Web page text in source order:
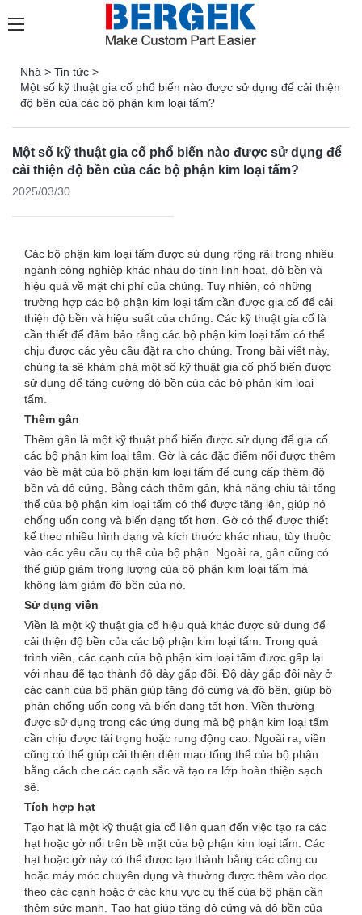
Nhà > Tin tức >
Một số kỹ thuật gia cố phổ biến nào được sử dụng để cải thiện
độ bền của các bộ phận kim loại tấm?
Một số kỹ thuật gia cố phổ biến nào được sử dụng để
cải thiện độ bền của các bộ phận kim loại tấm?
2025/03/30
Các bộ phận kim loại tấm được sử dụng rộng rãi trong nhiều
ngành công nghiệp khác nhau do tính linh hoạt, độ bền và
hiệu quả về mặt chi phí của chúng. Tuy nhiên, có những
trường hợp các bộ phận kim loại tấm cần được gia cố để cải
thiện độ bền và hiệu suất của chúng. Các kỹ thuật gia cố là
cần thiết để đảm bảo rằng các bộ phận kim loại tấm có thể
chịu được các yêu cầu đặt ra cho chúng. Trong bài viết này,
chúng ta sẽ khám phá một số kỹ thuật gia cố phổ biến được
sử dụng để tăng cường độ bền của các bộ phận kim loại
tấm.
Thêm gân
Thêm gân là một kỹ thuật phổ biến được sử dụng để gia cố
các bộ phận kim loại tấm. Gờ là các đặc điểm nổi được thêm
vào bề mặt của bộ phận kim loại tấm để cung cấp thêm độ
bền và độ cứng. Bằng cách thêm gân, khả năng chịu tải tổng
thể của bộ phận kim loại tấm có thể được tăng lên, giúp nó
chống uốn cong và biến dạng tốt hơn. Gờ có thể được thiết
kế theo nhiều hình dạng và kích thước khác nhau, tùy thuộc
vào các yêu cầu cụ thể của bộ phận. Ngoài ra, gân cũng có
thể giúp giảm trọng lượng của bộ phận kim loại tấm mà
không làm giảm độ bền của nó.
Sử dụng viền
Viền là một kỹ thuật gia cố hiệu quả khác được sử dụng để
cải thiện độ bền của các bộ phận kim loại tấm. Trong quá
trình viền, các cạnh của bộ phận kim loại tấm được gấp lại
với nhau để tạo thành độ dày gấp đôi. Độ dày gấp đôi này ở
các cạnh của bộ phận giúp tăng độ cứng và độ bền, giúp bộ
phận chống uốn cong và biến dạng tốt hơn. Viền thường
được sử dụng trong các ứng dụng mà bộ phận kim loại tấm
cần chịu được tải trọng hoặc rung động cao. Ngoài ra, viền
cũng có thể giúp cải thiện diện mạo tổng thể của bộ phận
bằng cách che các cạnh sắc và tạo ra lớp hoàn thiện sạch
sẽ.
Tích hợp hạt
Tạo hạt là một kỹ thuật gia cố liên quan đến việc tạo ra các
hạt hoặc gờ nổi trên bề mặt của bộ phận kim loại tấm. Các
hạt hoặc gờ này có thể được tạo thành bằng các công cụ
hoặc máy móc chuyên dụng và thường được thêm vào dọc
theo các cạnh hoặc ở các khu vực cụ thể của bộ phận cần
thêm sức mạnh. Tạo hạt giúp tăng độ cứng và độ bền của